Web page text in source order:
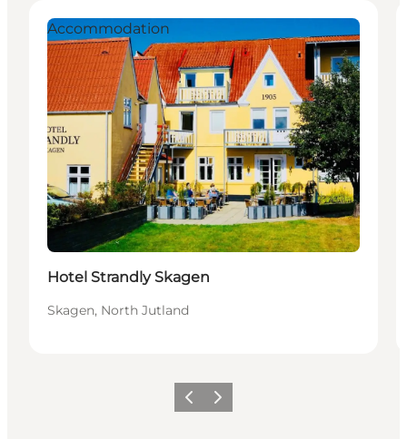
Accommodation
Hotel Strandly Skagen
Skagen, North Jutland
PrécédentSuivant